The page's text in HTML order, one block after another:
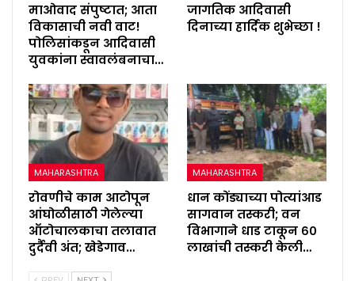
माओवाद संपुष्टात; आता
विकासाची नवी वाट!
पोलिसांकडून आदिवासी
युवकांना स्वावलंबनाचा…
जागतिक आदिवासी
दिनाच्या हार्दिक शुभेच्छा !
MAHARASHTRA
रोवणीचे काम आटोपून
आंघोळीसाठी गेलेल्या
ऑटोचालकाचा तलावात
दुर्दैवी अंत; खेडेगाव…
MAHARASHTRA
धान कोंड्याच्या पोत्यांआड
सागवान तस्करी; वन
विभागाने धाड टाकून ६०
लाखांची तस्करी केली…